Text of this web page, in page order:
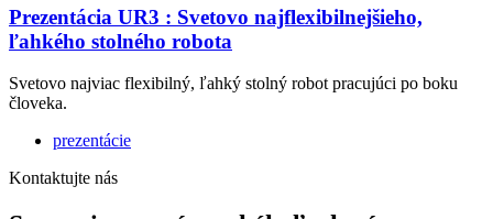
Prezentácia UR3 : Svetovo najflexibilnejšieho,
ľahkého stolného robota
Svetovo najviac flexibilný, ľahký stolný robot pracujúci po boku
človeka.
prezentácie
Kontaktujte nás